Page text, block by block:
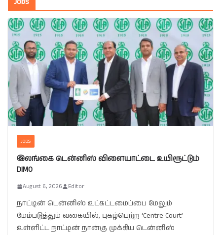
JOBS
இலங்கை டென்னிஸ் விளையாட்டை உயிரூட்டும்
DIMO
August 6, 2026 Editor
நாட்டின் டென்னிஸ் உட்கட்டமைப்பை மேலும்
மேம்படுத்தும் வகையில், புகழ்பெற்ற ‘Centre Court’
உள்ளிட்ட நாட்டின் நான்கு முக்கிய டென்னிஸ்